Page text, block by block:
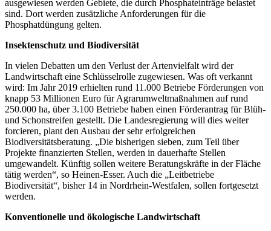
ausgewiesen werden Gebiete, die durch Phosphateinträge belastet
sind. Dort werden zusätzliche Anforderungen für die
Phosphatdüngung gelten.
Insektenschutz und Biodiversität
In vielen Debatten um den Verlust der Artenvielfalt wird der
Landwirtschaft eine Schlüsselrolle zugewiesen. Was oft verkannt
wird: Im Jahr 2019 erhielten rund 11.000 Betriebe Förderungen von
knapp 53 Millionen Euro für Agrarumweltmaßnahmen auf rund
250.000 ha, über 3.100 Betriebe haben einen Förderantrag für Blüh-
und Schonstreifen gestellt. Die Landesregierung will dies weiter
forcieren, plant den Ausbau der sehr erfolgreichen
Biodiversitätsberatung. „Die bisherigen sieben, zum Teil über
Projekte finanzierten Stellen, werden in dauerhafte Stellen
umgewandelt. Künftig sollen weitere Beratungskräfte in der Fläche
tätig werden“, so Heinen-Esser. Auch die „Leitbetriebe
Biodiversität“, bisher 14 in Nordrhein-Westfalen, sollen fortgesetzt
werden.
Konventionelle und ökologische Landwirtschaft